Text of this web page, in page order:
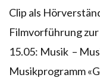
Clip als
Filmvorführung
15.05: Musik –
Musikprogramm